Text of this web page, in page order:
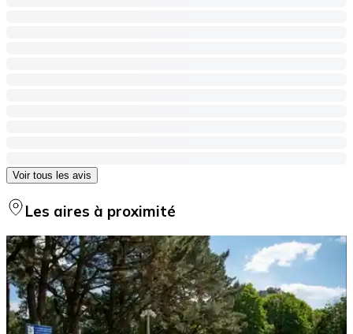
Voir tous les avis
Les aires à proximité